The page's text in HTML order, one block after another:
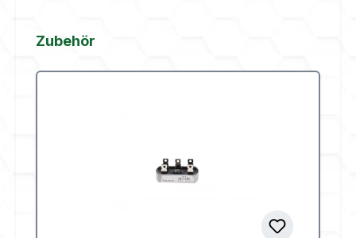
Produktgalerie überspringen
Zubehör